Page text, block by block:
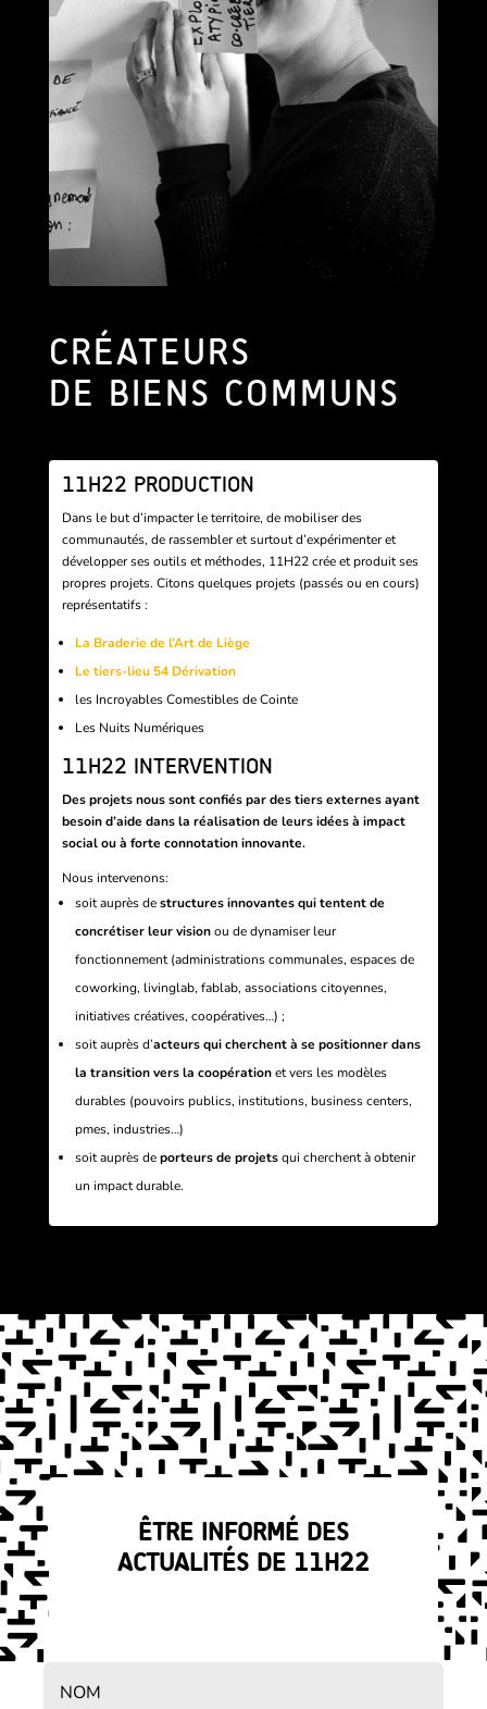
CRÉATEURS
DE BIENS COMMUNS
11H22 PRODUCTION
Dans le but d’impacter le territoire, de mobiliser des
communautés, de rassembler et surtout d’expérimenter et
développer ses outils et méthodes, 11H22 crée et produit ses
propres projets. Citons quelques projets (passés ou en cours)
représentatifs :
La Braderie de l’Art de Liège
Le tiers-lieu 54 Dérivation
les Incroyables Comestibles de Cointe
Les Nuits Numériques
11H22 INTERVENTION
Des projets nous sont confiés par des tiers externes ayant
besoin d’aide dans la réalisation de leurs idées à impact
social ou à forte connotation innovante.
Nous intervenons:
soit auprès destructures innovantes qui tentent de
concrétiser leur visionou de dynamiser leur
fonctionnement (administrations communales, espaces de
coworking, livinglab, fablab, associations citoyennes,
initiatives créatives, coopératives…) ;
soit auprès d’acteurs qui cherchent à se positionner dans
la transition vers la coopérationet vers les modèles
durables (pouvoirs publics, institutions, business centers,
pmes, industries…)
soit auprès deporteurs de projetsqui cherchent à obtenir
un impact durable.
ÊTRE INFORMÉ DES
ACTUALITÉS DE 11H22